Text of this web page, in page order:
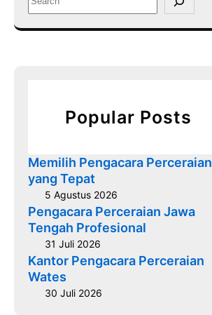
e
a
Popular Posts
Memilih Pengacara Perceraian
yang Tepat
5 Agustus 2026
Pengacara Perceraian Jawa
Tengah Profesional
31 Juli 2026
Kantor Pengacara Perceraian
Wates
30 Juli 2026